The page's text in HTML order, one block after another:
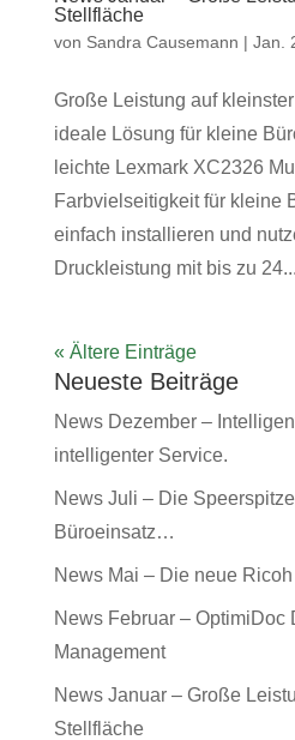
Stellfläche
von Sandra Causemann | Jan.
Große Leistung auf
ideale Lösung für kleine
leichte Lexmark XC2326
Farbvielseitigkeit für kleine
einfach installieren und
Druckleistung mit bis zu 24...
« Ältere Einträge
Neueste Beiträge
News Dezember –
intelligenter Service.
News Juli – Die
Büroeinsatz…
News Mai – Die neue
News Februar – OptimiDoc
Management
News Januar – Große
Stellfläche